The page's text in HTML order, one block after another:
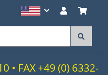
• FAX +49 (0) 6332-